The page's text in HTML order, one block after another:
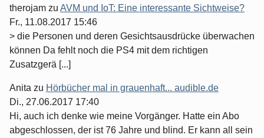
therojam zu AVM und IoT: Eine interessante Sichtweise?
Fr., 11.08.2017 15:46
> die Personen und deren Gesichtsausdrücke überwachen
können Da fehlt noch die PS4 mit dem richtigen
Zusatzgerä [...]
Anita zu Hörbücher mal in grauenhaft... audible.de
Di., 27.06.2017 17:40
Hi, auch ich denke wie meine Vorgänger. Hatte ein Abo
abgeschlossen, der ist 76 Jahre und blind. Er kann all sein